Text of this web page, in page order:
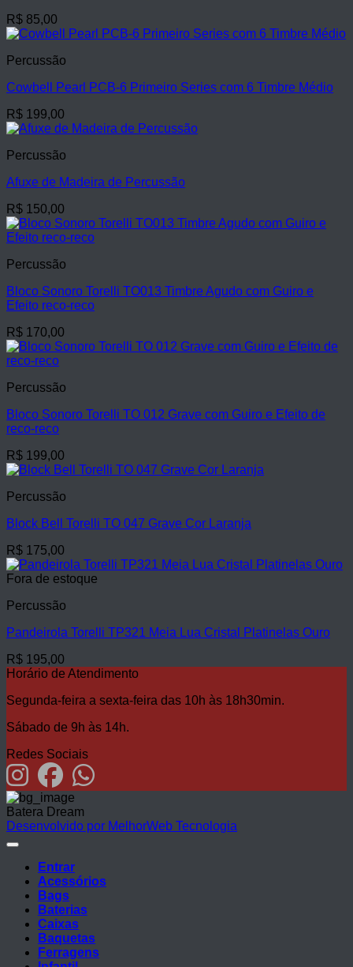
R$ 85,00
Percussão
Cowbell Pearl PCB-6 Primeiro Series com 6 Timbre Médio
R$ 199,00
Percussão
Afuxe de Madeira de Percussão
R$ 150,00
Percussão
Bloco Sonoro Torelli TO013 Timbre Agudo com Guiro e
Efeito reco-reco
R$ 170,00
Percussão
Bloco Sonoro Torelli TO 012 Grave com Guiro e Efeito de
reco-reco
R$ 199,00
Percussão
Block Bell Torelli TO 047 Grave Cor Laranja
R$ 175,00
Fora de estoque
Percussão
Pandeirola Torelli TP321 Meia Lua Cristal Platinelas Ouro
R$ 195,00
Horário de Atendimento
Segunda-feira a sexta-feira das 10h às 18h30min.
Sábado de 9h às 14h.
Redes Sociais
Batera Dream
Desenvolvido por MelhorWeb Tecnologia
Entrar
Acessórios
Bags
Baterias
Caixas
Baquetas
Ferragens